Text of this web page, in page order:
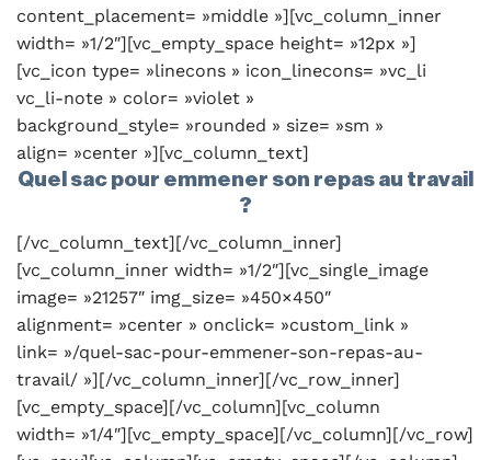
content_placement= »middle »][vc_column_inner
width= »1/2″][vc_empty_space height= »12px »]
[vc_icon type= »linecons » icon_linecons= »vc_li
vc_li-note » color= »violet »
background_style= »rounded » size= »sm »
align= »center »][vc_column_text]
Quel sac pour emmener son repas au travail
?
[/vc_column_text][/vc_column_inner]
[vc_column_inner width= »1/2″][vc_single_image
image= »21257″ img_size= »450×450″
alignment= »center » onclick= »custom_link »
link= »/quel-sac-pour-emmener-son-repas-au-
travail/ »][/vc_column_inner][/vc_row_inner]
[vc_empty_space][/vc_column][vc_column
width= »1/4″][vc_empty_space][/vc_column][/vc_row]